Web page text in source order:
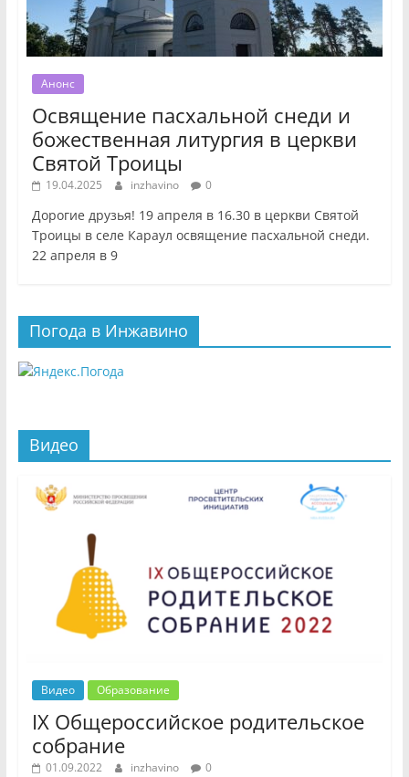
Анонс
Освящение пасхальной снеди и
божественная литургия в церкви
Святой Троицы
19.04.2025 inzhavino 0
Дорогие друзья! 19 апреля в 16.30 в церкви Святой
Троицы в селе Караул освящение пасхальной снеди.
22 апреля в 9
Погода в Инжавино
Видео
Видео Образование
IX Общероссийское родительское
собрание
01.09.2022 inzhavino 0